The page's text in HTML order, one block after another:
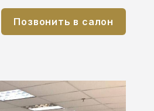
Позвонить в салон